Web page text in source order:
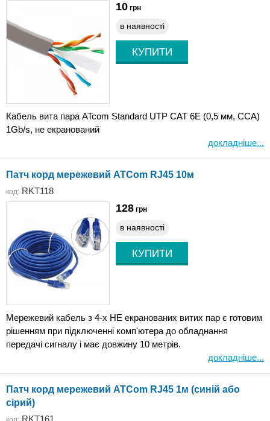
10 грн
в наявності
Кабель вита пара ATcom Standard UTP CAT 6E (0,5 мм, CCA)
1Gb/s, не екранований
докладніше...
Патч корд мережевий ATCom RJ45 10м
код: RKT118
128 грн
в наявності
Мережевий кабель з 4-х НЕ екранованих витих пар є готовим
рішенням при підключенні комп'ютера до обладнання
передачі сигналу і має довжину 10 метрів.
докладніше...
Патч корд мережевий ATCom RJ45 1м (синій або
сірий)
RKT161